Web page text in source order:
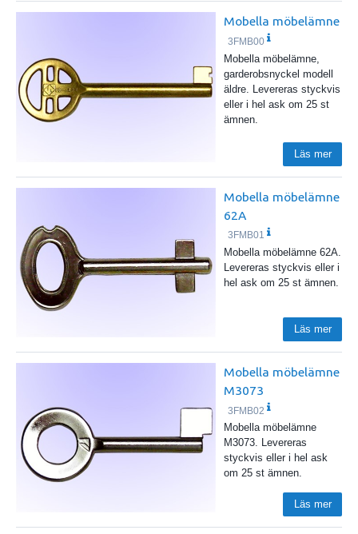
Mobella möbelämne
3FMB00
Mobella möbelämne,
garderobsnyckel modell
äldre. Levereras styckvis
eller i hel ask om 25 st
ämnen.
Läs mer
Mobella möbelämne
62A
3FMB01
Mobella möbelämne 62A.
Levereras styckvis eller i
hel ask om 25 st ämnen.
Läs mer
Mobella möbelämne
M3073
3FMB02
Mobella möbelämne
M3073. Levereras
styckvis eller i hel ask
om 25 st ämnen.
Läs mer